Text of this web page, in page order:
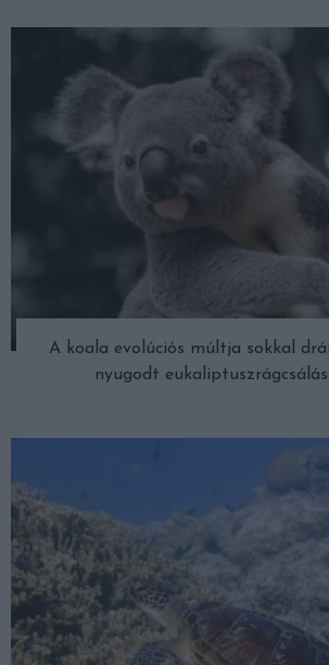
A koala evolúciós múltja sokkal
nyugodt